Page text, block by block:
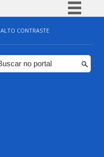
Simplifique!
Comunica BR
Participe
ALTO CONTRASTE